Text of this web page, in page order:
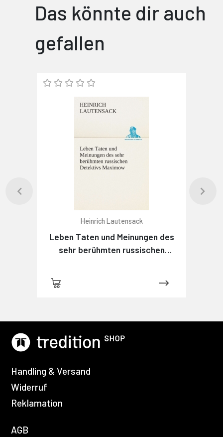
Das könnte dir auch
gefallen
Heinrich Lautensack
Leben Taten und Meinungen des
sehr berühmten russischen
Handling & Versand
Widerruf
Reklamation
AGB